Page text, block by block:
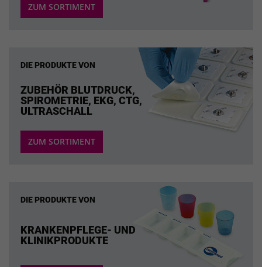
ZUM SORTIMENT
DIE PRODUKTE VON
ZUBEHÖR BLUTDRUCK,
SPIROMETRIE, EKG, CTG,
ULTRASCHALL
ZUM SORTIMENT
DIE PRODUKTE VON
KRANKENPFLEGE- UND
KLINIKPRODUKTE